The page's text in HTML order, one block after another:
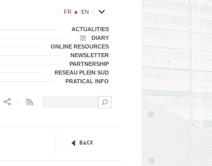
FR EN
ACTUALITIES
DIARY
ONLINE RESOURCES
NEWSLETTER
PARTNERSHIP
RESEAU PLEIN SUD
PRATICAL INFO
Back